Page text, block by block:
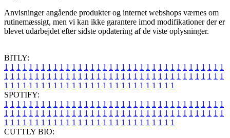
Anvisninger angående produkter og internet webshops værnes om
rutinemæssigt, men vi kan ikke garantere imod modifikationer der er
blevet udarbejdet efter sidste opdatering af de viste oplysninger.
BITLY:
1 1 1 1 1 1 1 1 1 1 1 1 1 1 1 1 1 1 1 1 1 1 1 1 1 1 1 1 1 1 1 1 1 1 1 1
1 1 1 1 1 1 1 1 1 1 1 1 1 1 1 1 1 1 1 1 1 1 1 1 1 1 1 1 1 1 1 1 1 1 1 1
1 1 1 1 1 1 1 1 1 1 1 1 1 1 1 1 1 1 1 1 1 1 1 1 1 1 1 1
SPOTIFY:
1 1 1 1 1 1 1 1 1 1 1 1 1 1 1 1 1 1 1 1 1 1 1 1 1 1 1 1 1 1 1 1 1 1 1 1
1 1 1 1 1 1 1 1 1 1 1 1 1 1 1 1 1 1 1 1 1 1 1 1 1 1 1 1 1 1 1 1 1 1 1 1
1 1 1 1 1 1 1 1 1 1 1 1 1 1 1 1 1 1 1 1 1 1 1 1 1 1 1 1
CUTTLY BIO: